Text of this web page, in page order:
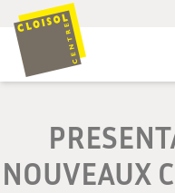
Passer
au
contenu
NOUVEAUX